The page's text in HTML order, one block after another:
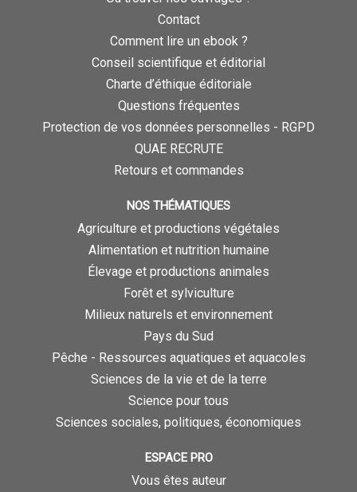
Contact
Comment lire un ebook ?
Conseil scientifique et éditorial
Charte d’éthique éditoriale
Questions fréquentes
Protection de vos données personnelles - RGPD
QUAE RECRUTE
Retours et commandes
NOS THÉMATIQUES
Agriculture et productions végétales
Alimentation et nutrition humaine
Élevage et productions animales
Forêt et sylviculture
Milieux naturels et environnement
Pays du Sud
Pêche - Ressources aquatiques et aquacoles
Sciences de la vie et de la terre
Science pour tous
Sciences sociales, politiques, économiques
ESPACE PRO
Vous êtes auteur